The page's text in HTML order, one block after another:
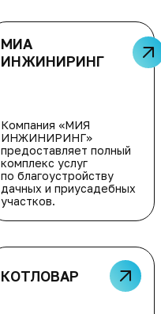
МИА
ИНЖИНИРИНГ
Компания «МИЯ
ИНЖИНИРИНГ»
предоставляет полный
комплекс услуг
по благоустройству
дачных и приусадебных
участков.
КОТЛОВАР